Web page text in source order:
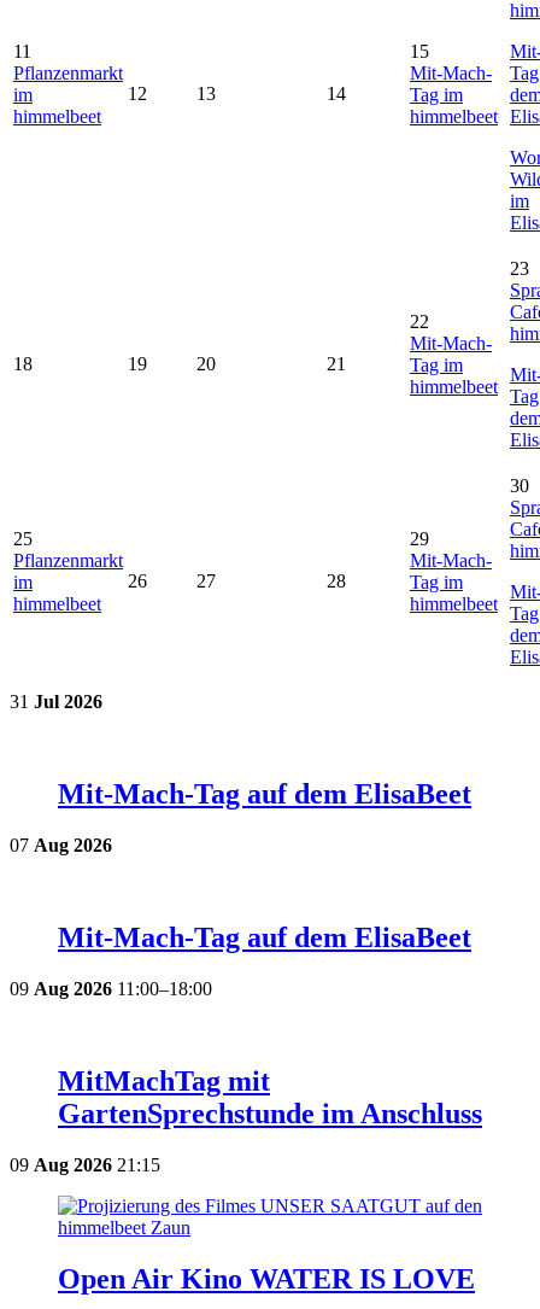
11
Pflanzenmarkt
im
himmelbeet
12 13 14
15
Mit-Mach-
Tag im
himmelbeet
im
18 19 20 21
22
Mit-Mach-
Tag im
himmelbeet
23
25
Pflanzenmarkt
im
himmelbeet
26 27 28
29
Mit-Mach-
Tag im
himmelbeet
30
31 Jul 2026
Mit-Mach-Tag auf dem ElisaBeet
07 Aug 2026
Mit-Mach-Tag auf dem ElisaBeet
09 Aug 2026 11:00–18:00
MitMachTag mit
GartenSprechstunde im Anschluss
09 Aug 2026 21:15
Open Air Kino WATER IS LOVE